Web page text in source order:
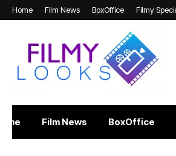
Home Film News BoxOffice Filmy
Film News BoxOffice